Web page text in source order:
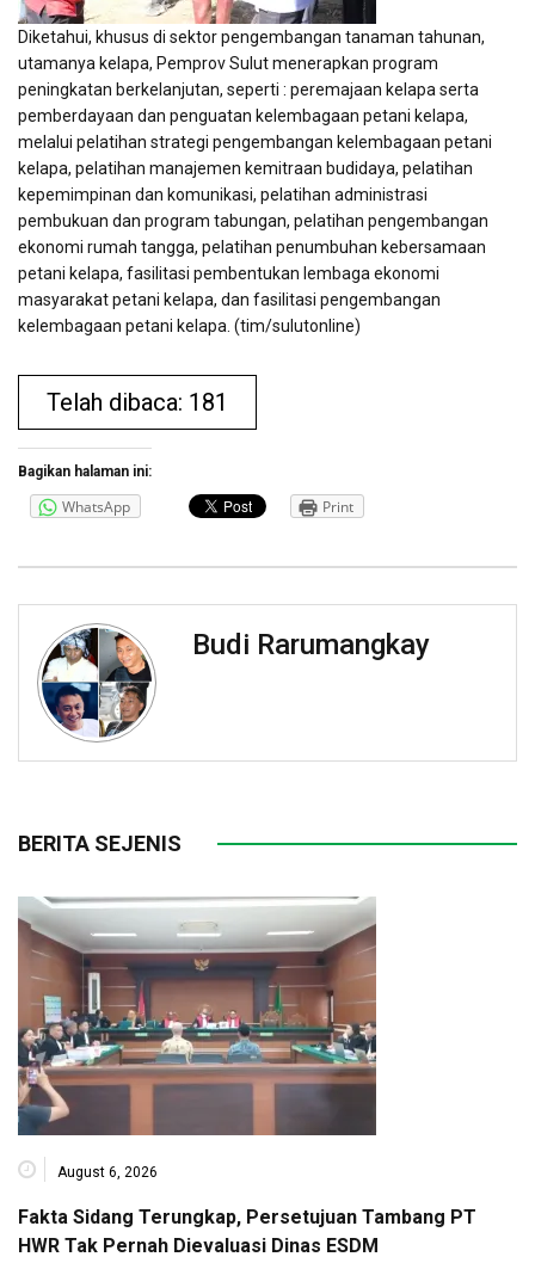
Diketahui, khusus di sektor pengembangan tanaman tahunan,
utamanya kelapa, Pemprov Sulut menerapkan program
peningkatan berkelanjutan, seperti : peremajaan kelapa serta
pemberdayaan dan penguatan kelembagaan petani kelapa,
melalui pelatihan strategi pengembangan kelembagaan petani
kelapa, pelatihan manajemen kemitraan budidaya, pelatihan
kepemimpinan dan komunikasi, pelatihan administrasi
pembukuan dan program tabungan, pelatihan pengembangan
ekonomi rumah tangga, pelatihan penumbuhan kebersamaan
petani kelapa, fasilitasi pembentukan lembaga ekonomi
masyarakat petani kelapa, dan fasilitasi pengembangan
kelembagaan petani kelapa. (tim/sulutonline)
Telah dibaca: 181
Bagikan halaman ini:
WhatsApp Print
Budi Rarumangkay
BERITA SEJENIS
August 6, 2026
Fakta Sidang Terungkap, Persetujuan Tambang PT
HWR Tak Pernah Dievaluasi Dinas ESDM